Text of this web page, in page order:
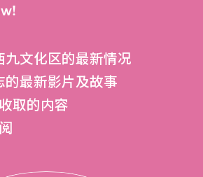
九文化区的最新情况
的最新影片及故事
取的内容